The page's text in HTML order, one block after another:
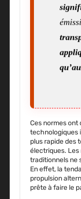
Ces normes
technologiques
plus rapide des
électriques.
traditionnels ne
En effet, la
propulsion
prête à faire le